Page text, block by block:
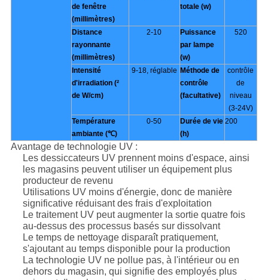
de fenêtre
(millimètres)
totale (w)
Distance
rayonnante
(millimètres)
2-10
Puissance
par lampe
(w)
520
Intensité
d'irradiation (²
de W/cm)
9-18, réglable Méthode de
contrôle
(facultative)
contrôle
de
niveau
(3-24V)
Température
ambiante (℃)
0-50
Durée de vie
(h)
200
Avantage de technologie UV :
Les dessiccateurs UV prennent moins d'espace, ainsi
les magasins peuvent utiliser un équipement plus
producteur de revenu
Utilisations UV moins d'énergie, donc de manière
significative réduisant des frais d'exploitation
Le traitement UV peut augmenter la sortie quatre fois
au-dessus des processus basés sur dissolvant
Le temps de nettoyage disparaît pratiquement,
s'ajoutant au temps disponible pour la production
La technologie UV ne pollue pas, à l'intérieur ou en
dehors du magasin, qui signifie des employés plus